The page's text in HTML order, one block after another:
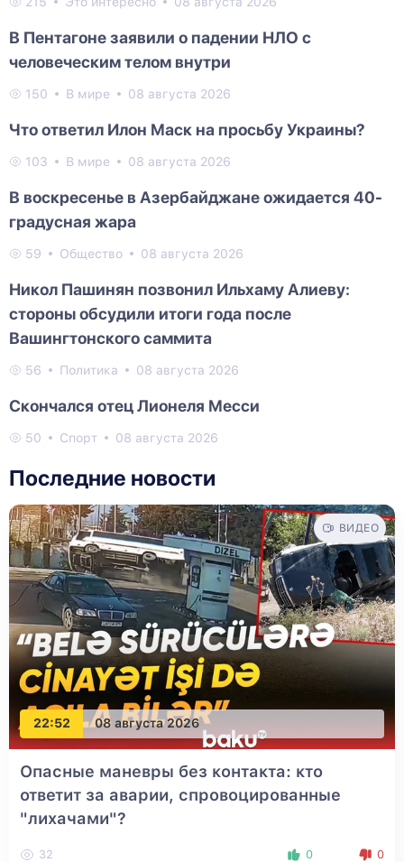
В Пентагоне заявили о падении НЛО с
человеческим телом внутри
150 В мире 08 августа 2026
Что ответил Илон Маск на просьбу Украины?
103 В мире 08 августа 2026
В воскресенье в Азербайджане ожидается 40-
градусная жара
59 Общество 08 августа 2026
Никол Пашинян позвонил Ильхаму Алиеву:
стороны обсудили итоги года после
Вашингтонского саммита
56 Политика 08 августа 2026
Скончался отец Лионеля Месси
50 Спорт 08 августа 2026
Последние новости
22:52 08 августа 2026
ВИДЕО
Опасные маневры без контакта: кто
ответит за аварии, спровоцированные
"лихачами"?
32 0 0